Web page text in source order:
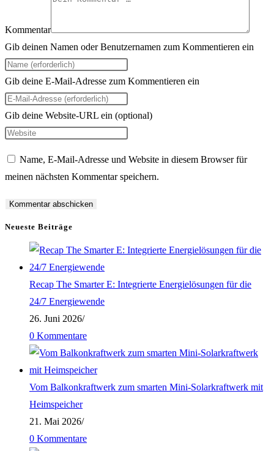
Kommentar
Gib deinen Namen oder Benutzernamen zum Kommentieren ein
Gib deine E-Mail-Adresse zum Kommentieren ein
Gib deine Website-URL ein (optional)
Name, E-Mail-Adresse und Website in diesem Browser für
meinen nächsten Kommentar speichern.
Neueste Beiträge
Recap The Smarter E: Integrierte Energielösungen für die
24/7 Energiewende
26. Juni 2026/
0 Kommentare
Vom Balkonkraftwerk zum smarten Mini-Solarkraftwerk mit
Heimspeicher
21. Mai 2026/
0 Kommentare